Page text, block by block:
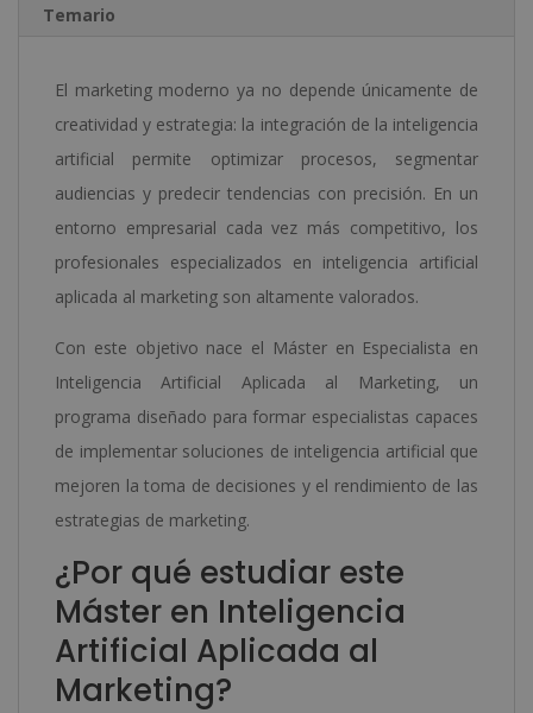
cantidad
Temario
El marketing moderno ya no depende únicamente de
creatividad y estrategia: la integración de la inteligencia
artificial permite optimizar procesos, segmentar
audiencias y predecir tendencias con precisión. En un
entorno empresarial cada vez más competitivo, los
profesionales especializados en inteligencia artificial
aplicada al marketing son altamente valorados.
Con este objetivo nace el Máster en Especialista en
Inteligencia Artificial Aplicada al Marketing, un
programa diseñado para formar especialistas capaces
de implementar soluciones de inteligencia artificial que
mejoren la toma de decisiones y el rendimiento de las
estrategias de marketing.
¿Por qué estudiar este
Máster en Inteligencia
Artificial Aplicada al
Marketing?